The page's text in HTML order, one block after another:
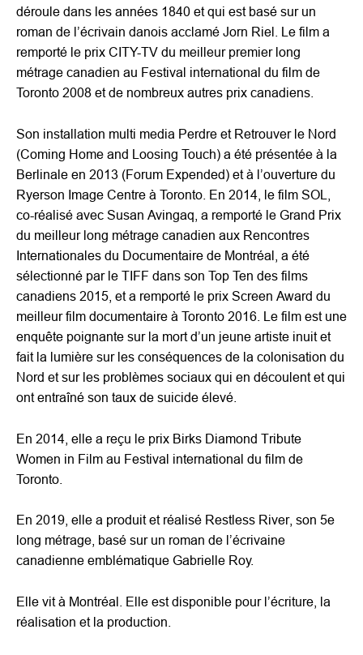
déroule dans les années 1840 et qui est basé sur un
roman de l’écrivain danois acclamé Jorn Riel. Le film a
remporté le prix CITY-TV du meilleur premier long
métrage canadien au Festival international du film de
Toronto 2008 et de nombreux autres prix canadiens.
Son installation multi media Perdre et Retrouver le Nord
(Coming Home and Loosing Touch) a été présentée à la
Berlinale en 2013 (Forum Expended) et à l’ouverture du
Ryerson Image Centre à Toronto. En 2014, le film SOL,
co-réalisé avec Susan Avingaq, a remporté le Grand Prix
du meilleur long métrage canadien aux Rencontres
Internationales du Documentaire de Montréal, a été
sélectionné par le TIFF dans son Top Ten des films
canadiens 2015, et a remporté le prix Screen Award du
meilleur film documentaire à Toronto 2016. Le film est une
enquête poignante sur la mort d’un jeune artiste inuit et
fait la lumière sur les conséquences de la colonisation du
Nord et sur les problèmes sociaux qui en découlent et qui
ont entraîné son taux de suicide élevé.
En 2014, elle a reçu le prix Birks Diamond Tribute
Women in Film au Festival international du film de
Toronto.
En 2019, elle a produit et réalisé Restless River, son 5e
long métrage, basé sur un roman de l’écrivaine
canadienne emblématique Gabrielle Roy.
Elle vit à Montréal. Elle est disponible pour l’écriture, la
réalisation et la production.